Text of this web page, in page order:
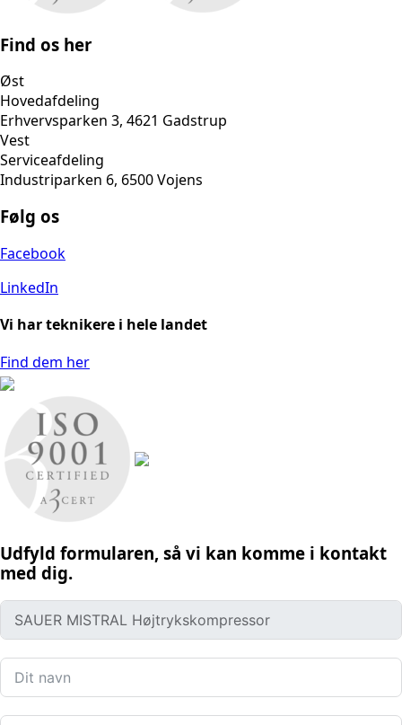
Find os her
Øst
Hovedafdeling
Erhvervsparken 3, 4621 Gadstrup
Vest
Serviceafdeling
Industriparken 6, 6500 Vojens
Følg os
Facebook
LinkedIn
Vi har teknikere i hele landet
Find dem her
Udfyld formularen, så vi kan komme i kontakt
med dig.